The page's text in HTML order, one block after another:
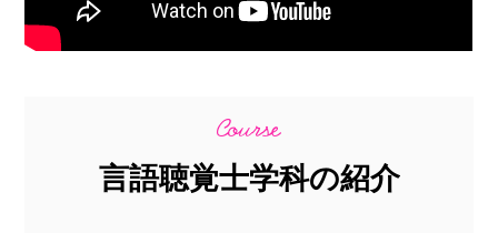
言語聴覚士学科の紹介